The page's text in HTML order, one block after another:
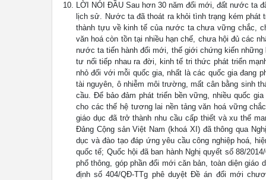
LỜI NÓI ĐẦU Sau hơn 30 năm đổi mới, đất nước ta
lịch sử. Nước ta đã thoát ra khỏi tình trạng kém phát
thành tựu về kinh tế của nước ta chưa vững chắc,
văn hoá còn tồn tại nhiều hạn chế, chưa hội đủ các
nước ta tiến hành đổi mới, thế giới chứng kiến
tư nối tiếp nhau ra đời, kinh tế tri thức phát triển
nhỏ đối với mỗi quốc gia, nhất là các quốc gia đang
tài nguyên, ô nhiễm môi trường, mất cân bằng sinh
cầu. Để bảo đảm phát triển bền vững, nhiều quốc
cho các thế hệ tương lai nền tảng văn hoá vững
giáo dục đã trở thành nhu cầu cấp thiết và xu thế
Đảng Cộng sản Việt Nam (khoá XI) đã thông qua
dục và đào tạo đáp ứng yêu cầu công nghiệp hoá,
quốc tế; Quốc hội đã ban hành Nghị quyết số 88/
phổ thông, góp phần đổi mới căn bản, toàn diện giáo
định số 404/QĐ-TTg phê duyệt Đề án đổi mới